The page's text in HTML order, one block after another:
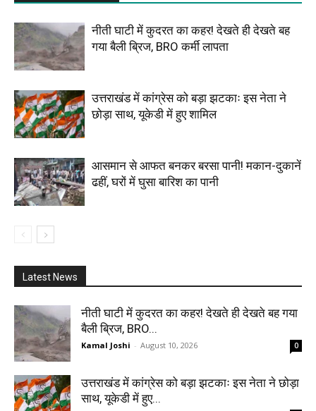
नीती घाटी में कुदरत का कहर! देखते ही देखते बह
गया बैली ब्रिज, BRO कर्मी लापता
उत्तराखंड में कांग्रेस को बड़ा झटकाः इस नेता ने
छोड़ा साथ, यूकेडी में हुए शामिल
आसमान से आफत बनकर बरसा पानी! मकान-दुकानें
ढहीं, घरों में घुसा बारिश का पानी
Latest News
नीती घाटी में कुदरत का कहर! देखते ही देखते बह गया
बैली ब्रिज, BRO...
Kamal Joshi - August 10, 2026 0
उत्तराखंड में कांग्रेस को बड़ा झटकाः इस नेता ने छोड़ा
साथ, यूकेडी में हुए...